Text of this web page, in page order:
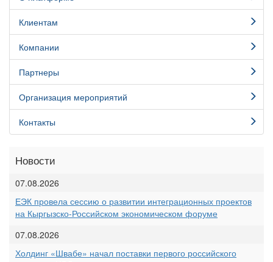
Клиентам
Компании
Партнеры
Организация мероприятий
Контакты
Новости
07.08.2026
ЕЭК провела сессию о развитии интеграционных проектов
на Кыргызско-Российском экономическом форуме
07.08.2026
Холдинг «Швабе» начал поставки первого российского